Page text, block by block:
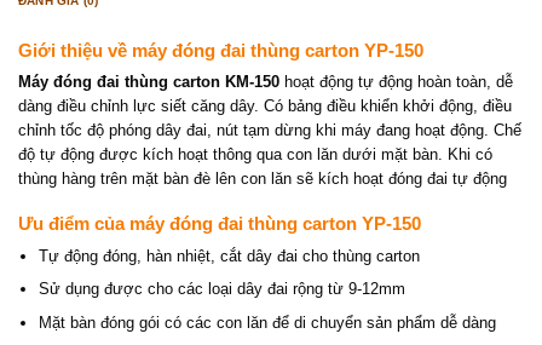
Giới thiệu về máy đóng đai thùng carton YP-150
Máy đóng đai thùng carton KM-150 hoạt động tự động hoàn toàn, dễ
dàng điều chỉnh lực siết căng dây. Có bảng điều khiển khởi động, điều
chỉnh tốc độ phóng dây đai, nút tạm dừng khi máy đang hoạt động. Chế
độ tự động được kích hoạt thông qua con lăn dưới mặt bàn. Khi có
thùng hàng trên mặt bàn đè lên con lăn sẽ kích hoạt đóng đai tự động
Ưu điểm của máy đóng đai thùng carton YP-150
Tự động đóng, hàn nhiệt, cắt dây đai cho thùng carton
Sử dụng được cho các loại dây đai rộng từ 9-12mm
Mặt bàn đóng gói có các con lăn để di chuyển sản phẩm dễ dàng